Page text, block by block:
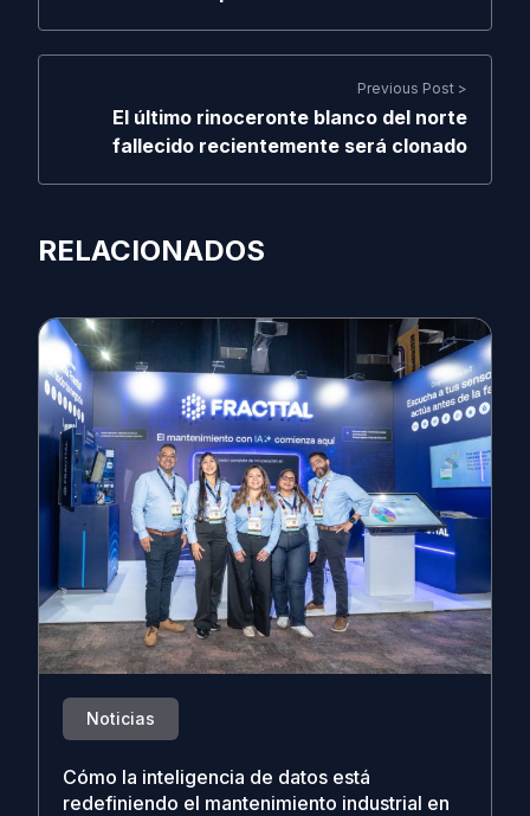
Previous Post >
El último rinoceronte blanco del norte
fallecido recientemente será clonado
RELACIONADOS
Noticias
Cómo la inteligencia de datos está
redefiniendo el mantenimiento industrial en